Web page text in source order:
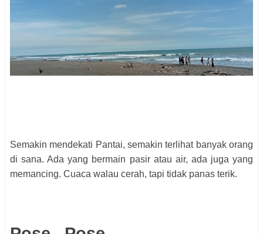
Semakin mendekati Pantai, semakin terlihat banyak orang
di sana. Ada yang bermain pasir atau air, ada juga yang
memancing. Cuaca walau cerah, tapi tidak panas terik.